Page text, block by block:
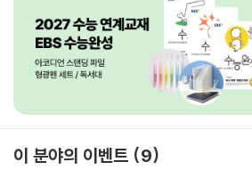
이 분야의 이벤트 9